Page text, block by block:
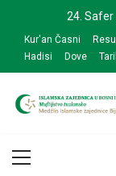
navigation
content
24. Safer
Kur'an Časni
Hadisi
Dove
Menu